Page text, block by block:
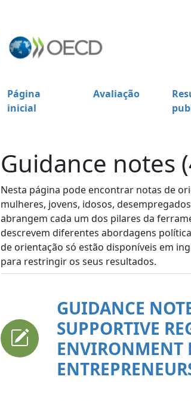
Página
inicial
Avaliação
Guidance notes
Nesta página pode encontrar notas de
mulheres, jovens, idosos,
abrangem cada um dos pilares da
descrevem diferentes abordagens
de orientação só estão disponíveis em
para restringir os seus resultados.
GUIDANCE
SUPPORTIVE
ENVIRONMENT